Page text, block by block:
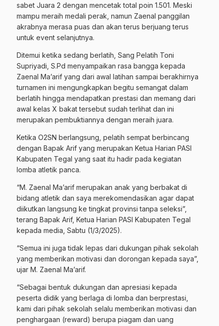
sabet Juara 2 dengan mencetak total poin 1.501. Meski
mampu meraih medali perak, namun Zaenal panggilan
akrabnya merasa puas dan akan terus berjuang terus
untuk event selanjutnya.
Ditemui ketika sedang berlatih, Sang Pelatih Toni
Supriyadi, S.Pd menyampaikan rasa bangga kepada
Zaenal Ma’arif yang dari awal latihan sampai berakhirnya
turnamen ini mengungkapkan begitu semangat dalam
berlatih hingga mendapatkan prestasi dan memang dari
awal kelas X bakat tersebut sudah terlihat dan ini
merupakan pembuktiannya dengan meraih juara.
Ketika O2SN berlangsung, pelatih sempat berbincang
dengan Bapak Arif yang merupakan Ketua Harian PASI
Kabupaten Tegal yang saat itu hadir pada kegiatan
lomba atletik panca.
“M. Zaenal Ma’arif merupakan anak yang berbakat di
bidang atletik dan saya merekomendasikan agar dapat
diikutkan langsung ke tingkat provinsi tanpa seleksi”,
terang Bapak Arif, Ketua Harian PASI Kabupaten Tegal
kepada media, Sabtu (1/3/2025).
“Semua ini juga tidak lepas dari dukungan pihak sekolah
yang memberikan motivasi dan dorongan kepada saya”,
ujar M. Zaenal Ma’arif.
“Sebagai bentuk dukungan dan apresiasi kepada
peserta didik yang berlaga di lomba dan berprestasi,
kami dari pihak sekolah selalu memberikan motivasi dan
penghargaan (reward) berupa piagam dan uang